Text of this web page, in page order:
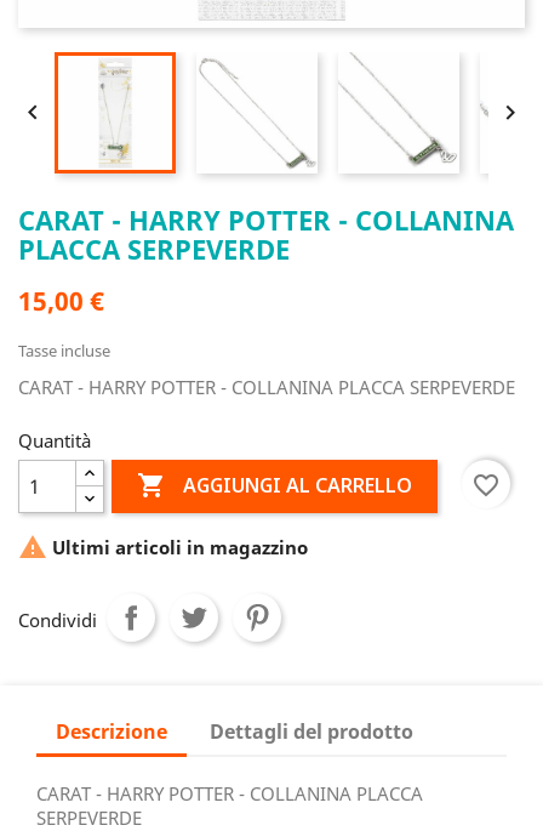
 
CARAT - HARRY POTTER - COLLANINA
PLACCA SERPEVERDE
15,00 €
Tasse incluse
CARAT - HARRY POTTER - COLLANINA PLACCA SERPEVERDE
Quantità
 AGGIUNGI AL CARRELLO favorite_border
 Ultimi articoli in magazzino
Condividi
Descrizione Dettagli del prodotto
CARAT - HARRY POTTER - COLLANINA PLACCA
SERPEVERDE